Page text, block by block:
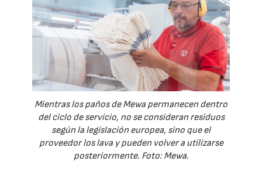
Mientras los paños de Mewa permanecen dentro
del ciclo de servicio, no se consideran residuos
según la legislación europea, sino que el
proveedor los lava y pueden volver a utilizarse
posteriormente. Foto: Mewa.